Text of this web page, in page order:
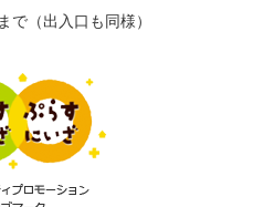
で（出入口も同様）